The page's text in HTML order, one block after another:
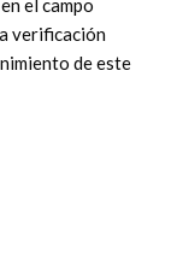
el campo
verificación
de este